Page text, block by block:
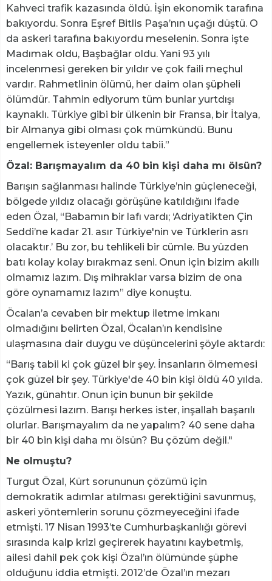
Kahveci trafik kazasında öldü. İşin ekonomik tarafına
bakıyordu. Sonra Eşref Bitlis Paşa’nın uçağı düştü. O
da askeri tarafına bakıyordu meselenin. Sonra işte
Madımak oldu, Başbağlar oldu. Yani 93 yılı
incelenmesi gereken bir yıldır ve çok faili meçhul
vardır. Rahmetlinin ölümü, her daim olan şüpheli
ölümdür. Tahmin ediyorum tüm bunlar yurtdışı
kaynaklı. Türkiye gibi bir ülkenin bir Fransa, bir İtalya,
bir Almanya gibi olması çok mümkündü. Bunu
engellemek isteyenler oldu tabii.”
Özal: Barışmayalım da 40 bin kişi daha mı ölsün?
Barışın sağlanması halinde Türkiye’nin güçleneceği,
bölgede yıldız olacağı görüşüne katıldığını ifade
eden Özal, “Babamın bir lafı vardı; ‘Adriyatikten Çin
Seddi’ne kadar 21. asır Türkiye'nin ve Türklerin asrı
olacaktır.’ Bu zor, bu tehlikeli bir cümle. Bu yüzden
batı kolay kolay bırakmaz seni. Onun için bizim akıllı
olmamız lazım. Dış mihraklar varsa bizim de ona
göre oynamamız lazım” diye konuştu.
Öcalan’a cevaben bir mektup iletme imkanı
olmadığını belirten Özal, Öcalan’ın kendisine
ulaşmasına dair duygu ve düşüncelerini şöyle aktardı:
“Barış tabii ki çok güzel bir şey. İnsanların ölmemesi
çok güzel bir şey. Türkiye'de 40 bin kişi öldü 40 yılda.
Yazık, günahtır. Onun için bunun bir şekilde
çözülmesi lazım. Barışı herkes ister, inşallah başarılı
olurlar. Barışmayalım da ne yapalım? 40 sene daha
bir 40 bin kişi daha mı ölsün? Bu çözüm değil."
Ne olmuştu?
Turgut Özal, Kürt sorununun çözümü için
demokratik adımlar atılması gerektiğini savunmuş,
askeri yöntemlerin sorunu çözmeyeceğini ifade
etmişti. 17 Nisan 1993’te Cumhurbaşkanlığı görevi
sırasında kalp krizi geçirerek hayatını kaybetmiş,
ailesi dahil pek çok kişi Özal’ın ölümünde şüphe
olduğunu iddia etmişti. 2012’de Özal’ın mezarı